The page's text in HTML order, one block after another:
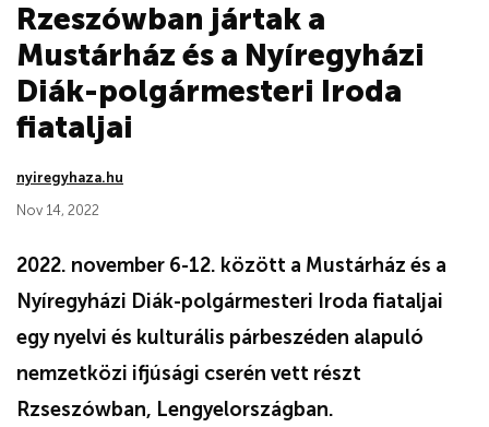
Rzeszówban jártak a
Mustárház és a Nyíregyházi
Diák-polgármesteri Iroda
fiataljai
nyiregyhaza.hu
Nov 14, 2022
2022. november 6-12. között a Mustárház és a
Nyíregyházi Diák-polgármesteri Iroda fiataljai
egy nyelvi és kulturális párbeszéden alapuló
nemzetközi ifjúsági cserén vett részt
Rzseszówban, Lengyelországban.